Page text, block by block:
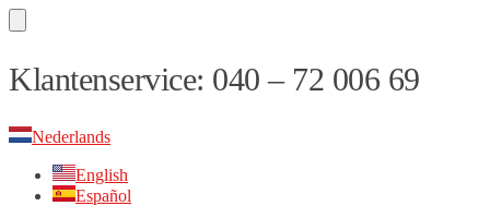
Skip
to
Skip
to
Klantenservice: 040 – 72 006 69
Nederlands
English
Español